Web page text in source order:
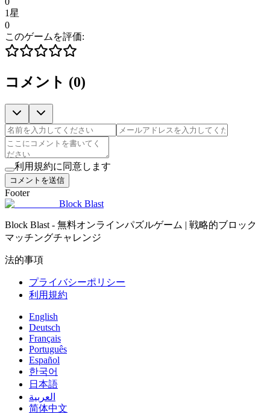
1星
0
このゲームを評価:
コメント (0)
利用規約に同意します
コメントを送信
Footer
Block Blast
Block Blast - 無料オンラインパズルゲーム | 戦略的ブロック
マッチングチャレンジ
法的事項
プライバシーポリシー
利用規約
English
Deutsch
Français
Português
Español
한국어
日本語
العربية
简体中文